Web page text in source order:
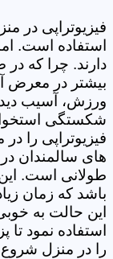
فیزیوتراپی در
استفاده است.
دارند. چرا که
بیشتر در معرض
ورزش، آسیب
شکستگی
فیزیوتراپی را
های سالمندان
طولانی است.
باشد که زمان
این حالت به
استفاده نمود
را در منزل شروع